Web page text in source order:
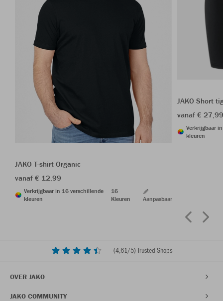
JAKO T-shirt Organic
vanaf € 12,99
Verkrijgbaar in 16 verschillende
kleuren
16
Kleuren
Aanpasbaar
JAKO Short
vanaf €
Verkrijgbaar
kleuren
(4,61/5) Trusted Shops
OVER JAKO
JAKO COMMUNITY